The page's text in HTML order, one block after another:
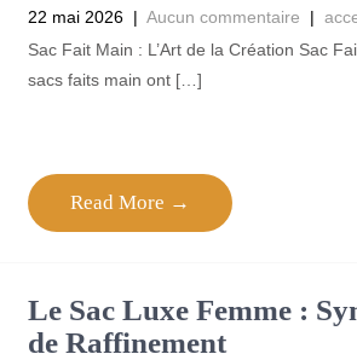
22 mai 2026 | Aucun commentaire |
Sac Fait Main : L’Art de la Création Sac
sacs faits main ont […]
Read More →
Le Sac Luxe Femme :
de Raffinement